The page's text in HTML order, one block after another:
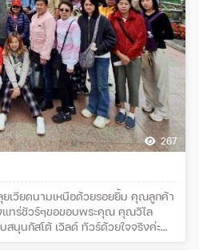
267
เวียดนามเหนือด้วยรอยยิ้ม คุณลูกค้า
ทร่ชัวร์ๆขอขอบพระคุณ คุณวิไล
นุนกัสโต้ เวิลด์ ทัวร์ด้วยใจจริงค่ะ
อย ซาปา ฟานซิปัน 5 วัน 4 คืน